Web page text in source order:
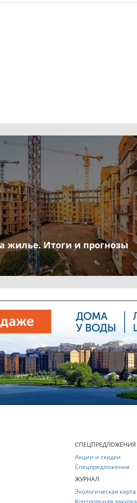
жилье. Итоги и прогнозы
СПЕЦПРЕДЛОЖЕНИЯ
Акции и скидки
Спецпредложения
ЖУРНАЛ
Экологическая карта
Контрольная закупка